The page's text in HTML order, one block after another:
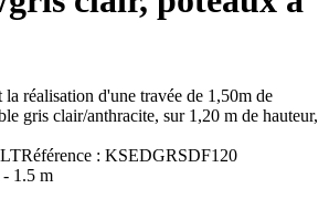
réalisation d'une travée de 1,50m de
gris clair/anthracite, sur 1,20 m de hauteur,
Référence : KSEDGRSDF120
- 1.5 m